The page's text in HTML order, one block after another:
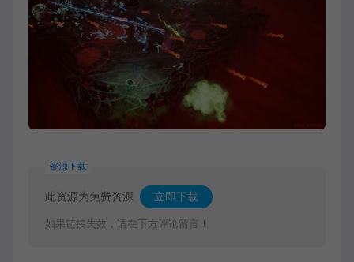
资源下载
此资源为免费资源 立即下载
如果链接失效，请在下方评论留言！